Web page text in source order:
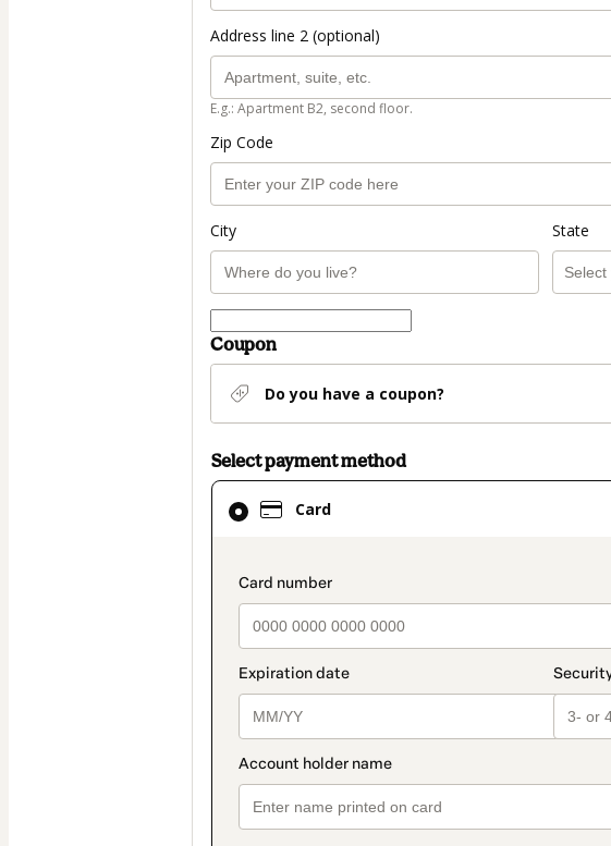
Address line 2 (optional)
E.g.: Apartment B2, second floor.
Zip Code
City State
Coupon
Do you have a coupon?
Select payment method
Card
payment_data.section_title_v2
Card
selected
method